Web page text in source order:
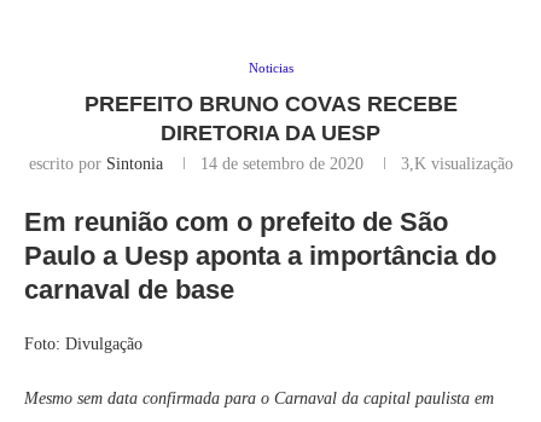
Noticias
PREFEITO BRUNO COVAS RECEBE
DIRETORIA DA UESP
escrito por Sintonia 14 de setembro de 2020 3,Kvisualização
Em reunião com o prefeito de São
Paulo a Uesp aponta a importância do
carnaval de base
Foto: Divulgação
Mesmo sem data confirmada para o Carnaval da capital paulista em